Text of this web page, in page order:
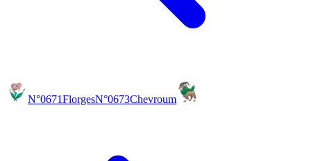
N°0671FlorgesN°0673Chevroum